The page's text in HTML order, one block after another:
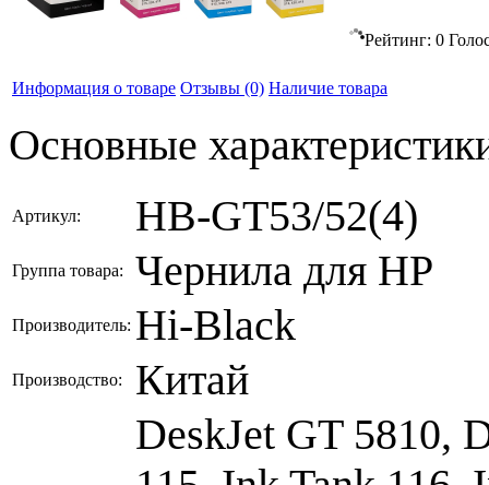
Рейтинг: 0
Информация о товаре Отзывы (0) Наличие товара
Основные
Артикул: HB-GT53/52(4)
Группа товара: Чернила для HP
Производитель: Hi-Black
Производство: Китай
DeskJet GT 5810,